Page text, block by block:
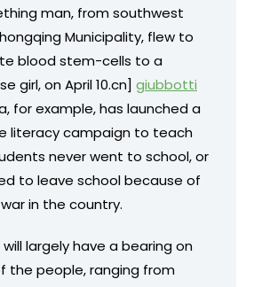
man, from southwest
Municipality, flew to
blood stem-cells to a
girl, on April 10.cn] giubbotti
for example, has launched a
literacy campaign to teach
never went to school, or
to leave school because of
in the country.
largely have a bearing on
the people, ranging from